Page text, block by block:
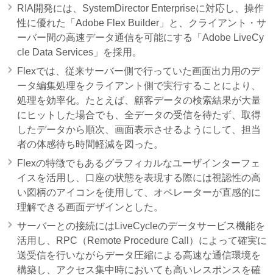
RIA開発には、SystemDirector Enterpriseに対応し、操作
性に優れた「Adobe Flex Builder」と、クライアント・サ
ーバー間の高速データ通信を可能にする「Adobe LiveCy
cle Data Services」を採用。
Flexでは、従来サーバー側で行っていた画面出力用のデ
ータ編集処理をクライアント側で実行することにより、
処理を効率化。たとえば、顧客データの検索結果が大量
にヒットした場合でも、全データの受信を待たず、取得
したデータから順次、画面表示させるようにして、担当
者の体感待ち時間軽減を図った。
Flexの特徴でもあるグラフィカルなユーザインターフェ
イスを活用し、口座の状態を表現する際には視認性の高
い図柄のアイコンを使用して、オペレーターが直感的に
理解できる画面デザインとした。
サーバーとの接続にはLiveCycleのデータサービス機能を
活用し、RPC（Remote Procedure Call）によって確実に
送受信を行いながらデータ圧縮による高速な通信環境を
構築し、アクセス集中時においても高いレスポンスを確